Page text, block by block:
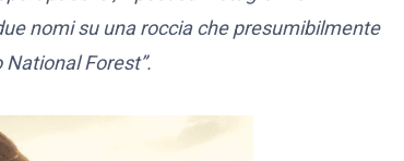
nomi su una roccia che presumibilmente
Forest”.